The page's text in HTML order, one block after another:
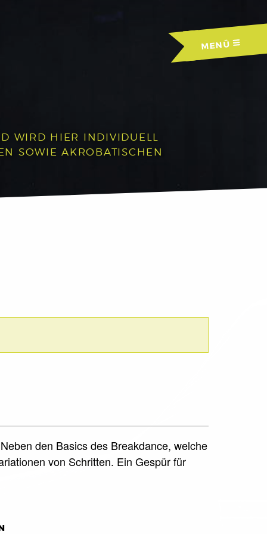
MENÜ
WIRD HIER INDIVIDUELL
SOWIE AKROBATISCHEN
den Basics des Breakdance, welche
von Schritten. Ein Gespür für